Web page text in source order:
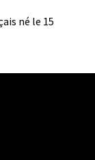
né le 15